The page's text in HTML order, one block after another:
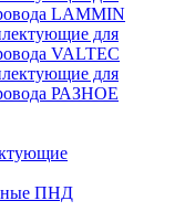
LAMMIN
для
VALTEC
для
РАЗНОЕ
ПНД